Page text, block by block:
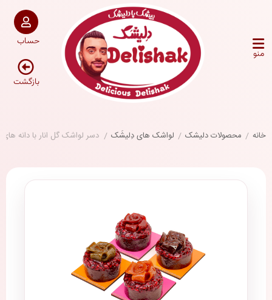
منو
حساب
بازگشت
خانه / محصولات دلیشک / لواشک های دِلیشَک / دسر لواشک گل انار با دانه